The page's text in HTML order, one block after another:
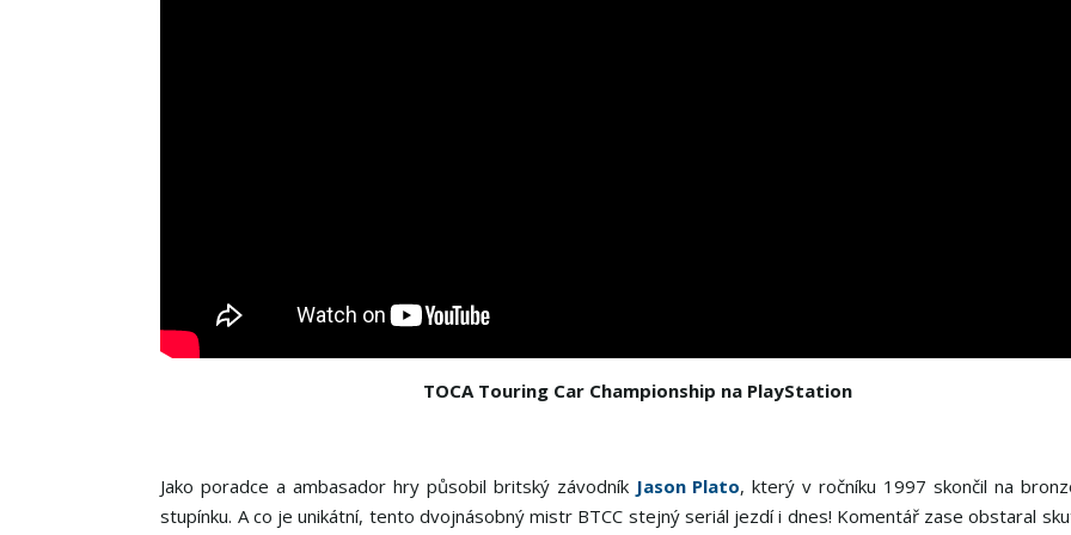
TOCA Touring Car Championship na PlayStation
Jako poradce a ambasador hry působil britský závodník Jason Plato, který v ročníku 1997 skončil na
stupínku. A co je unikátní, tento dvojnásobný mistr BTCC stejný seriál jezdí i dnes! Komentář zase obstaral